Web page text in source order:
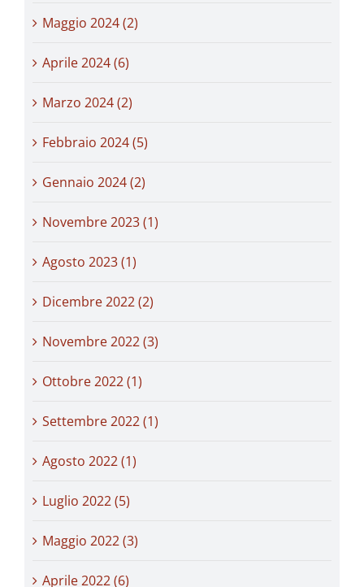
Maggio 2024 (2)
Aprile 2024 (6)
Marzo 2024 (2)
Febbraio 2024 (5)
Gennaio 2024 (2)
Novembre 2023 (1)
Agosto 2023 (1)
Dicembre 2022 (2)
Novembre 2022 (3)
Ottobre 2022 (1)
Settembre 2022 (1)
Agosto 2022 (1)
Luglio 2022 (5)
Maggio 2022 (3)
Aprile 2022 (6)